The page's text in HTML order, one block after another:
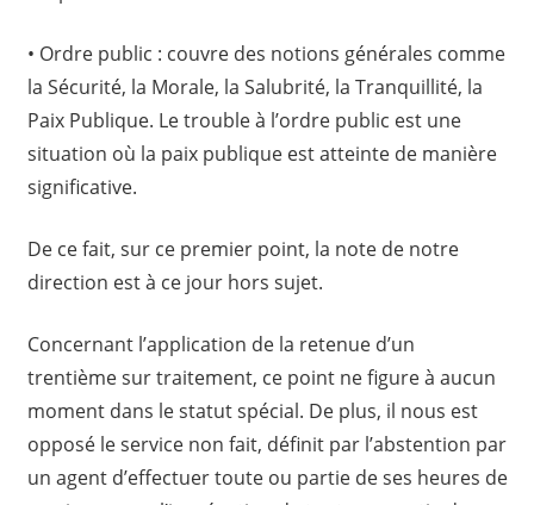
• Ordre public : couvre des notions générales comme
la Sécurité, la Morale, la Salubrité, la Tranquillité, la
Paix Publique. Le trouble à l’ordre public est une
situation où la paix publique est atteinte de manière
significative.
De ce fait, sur ce premier point, la note de notre
direction est à ce jour hors sujet.
Concernant l’application de la retenue d’un
trentième sur traitement, ce point ne figure à aucun
moment dans le statut spécial. De plus, il nous est
opposé le service non fait, définit par l’abstention par
un agent d’effectuer toute ou partie de ses heures de